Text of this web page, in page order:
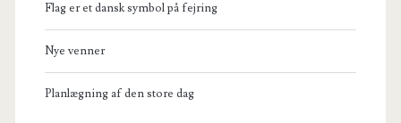
Flag er et dansk symbol på fejring
Nye venner
Planlægning af den store dag